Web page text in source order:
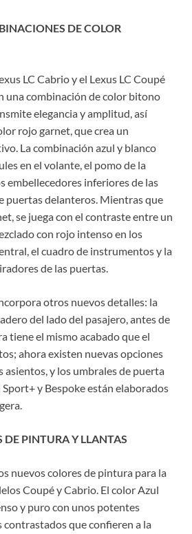
DE COLOR
LC Cabrio y el Lexus LC Coupé
una combinación de color bitono
elegancia y amplitud, así
rojo garnet, que crea un
La combinación azul y blanco
en el volante, el pomo de la
embellecedores inferiores de las
puertas delanteros. Mientras que
se juega con el contraste entre un
con rojo intenso en los
el cuadro de instrumentos y la
de las puertas.
otros nuevos detalles: la
del lado del pasajero, antes de
tiene el mismo acabado que el
ahora existen nuevas opciones
asientos, y los umbrales de puerta
y Bespoke están elaborados
DE PINTURA Y LLANTAS
nuevos colores de pintura para la
Coupé y Cabrio. El color Azul
y puro con unos potentes
que confieren a la